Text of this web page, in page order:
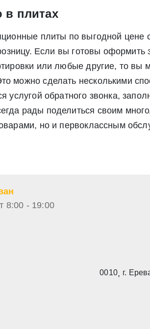
в плитах
плиты по выгодной цене
Если вы готовы оформить
или любые другие, то вы
можно сделать несколькими
услугой обратного звонка,
рады поделиться своим
но и первоклассным
8:00 - 19:00
0010, г.